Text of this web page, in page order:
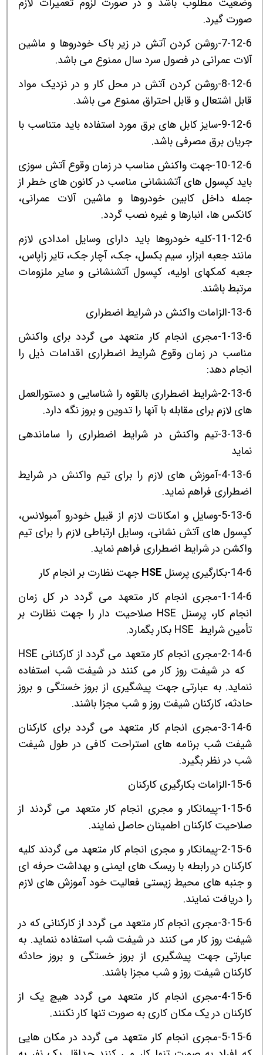
صورت گیرد.
7-12-6-روشن کردن آتش در زیر باک خودروها و ماشین
آلات عمرانی در فصول سرد سال ممنوع می باشد.
8-12-6-روشن کردن آتش در محل کار و در نزدیک مواد
قابل اشتعال و قابل احتراق ممنوع می باشد.
9-12-6-سایز کابل های برق مورد استفاده باید متناسب با
جریان برق مصرفی باشد.
10-12-6-جهت واکنش مناسب در زمان وقوع آتش سوزی
باید کپسول های آتشنشانی مناسب در کانون های خطر از
جمله داخل کابین خودروها و ماشین آلات عمرانی،
کانکس ها، انبارها و غیره نصب گردد.
11-12-6-کلیه خودروها باید دارای وسایل امدادی لازم
مانند جعبه ابزار، سیم بکسل، جک، آچار جک، تایر زاپاس،
جعبه کمکهای اولیه، کپسول آتشنشانی و سایر ملزومات
مرتبط باشند.
13-6-الزامات واکنش در شرایط اضطراری
1-13-6-مجری انجام کار متعهد می گردد برای واکنش
مناسب در زمان وقوع شرایط اضطراری اقدامات ذیل را
انجام دهد:
2-13-6-شرایط اضطراری بالقوه را شناسایی و دستورالعمل
های لازم برای مقابله با آنها را تدوین و بروز نگه دارد.
3-13-6-تیم واکنش در شرایط اضطراری را ساماندهی
نماید
4-13-6-آموزش های لازم را برای تیم واکنش در شرایط
اضطراری فراهم نماید.
5-13-6-وسایل و امکانات لازم از قبیل خودرو آمبولانس،
کپسول های آتش نشانی، وسایل ارتباطی لازم را برای تیم
واکشن در شرایط اضطراری فراهم نماید.
14-6-بکارگیری پرسنل
HSEجهت نظارت بر انجام کار
1-14-6-مجری انجام کار متعهد می گردد در کل زمان
انجام کار، پرسنل HSE صلاحیت دار را جهت نظارت بر
تأمین شرایط HSE بکار بگمارد.
2-14-6-مجری انجام کار متعهد می گردد از کارکنانی
HSE
که در شیفت روز کار می کنند در شیفت شب استفاده
ننماید. به عبارتی جهت پیشگیری از بروز خستگی و بروز
حادثه، کارکنان شیفت روز و شب مجزا باشند.
3-14-6-مجری انجام کار متعهد می گردد برای کارکنان
شیفت شب برنامه های استراحت کافی در طول شیفت
شب در نظر بگیرد.
15-6-الزامات بکارگیری کارکنان
1-15-6-پیمانکار و مجری انجام کار متعهد می گردند از
صلاحیت کارکنان اطمینان حاصل نمایند.
2-15-6-پیمانکار و مجری انجام کار متعهد می گردند کلیه
کارکنان در رابطه با ریسک های ایمنی و بهداشت حرفه ای
و جنبه های محیط زیستی فعالیت خود آموزش های لازم
را دریافت نمایند.
3-15-6-مجری انجام کار متعهد می گردد از کارکنانی که در
شیفت روز کار می کنند در شیفت شب استفاده ننماید. به
عبارتی جهت پیشگیری از بروز خستگی و بروز حادثه
کارکنان شیفت روز و شب مجزا باشند.
4-15-6-مجری انجام کار متعهد می گردد هیچ یک از
کارکنان در یک مکان کاری به صورت تنها کار نکنند.
5-15-6-مجری انجام کار متعهد می گردد در مکان هایی